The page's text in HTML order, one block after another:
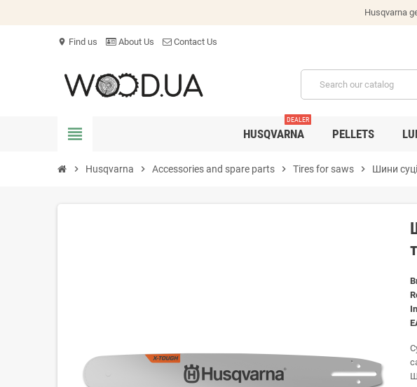
Husqvarna
location_on Find us About Us Contact Us
view_headline HUSQVARNA
DEALER
PELLETS
chevron_right Husqvarna chevron_right Accessories and spare parts chevron_right Tires for saws chevron_right Шини